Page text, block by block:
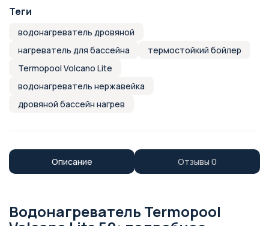
Теги
водонагреватель дровяной
нагреватель для бассейна
термостойкий бойлер
Termopool Volcano Lite
водонагреватель нержавейка
дровяной бассейн нагрев
Описание Отзывы 0
Водонагреватель Termopool